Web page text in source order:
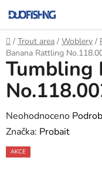
na
obsah
Domů
/ Trout area / Woblery /
Banana Rattling
Tumbling
Průměrné
hodnocení
produktu
Neohodnoceno
Značka: Probait
AKCE